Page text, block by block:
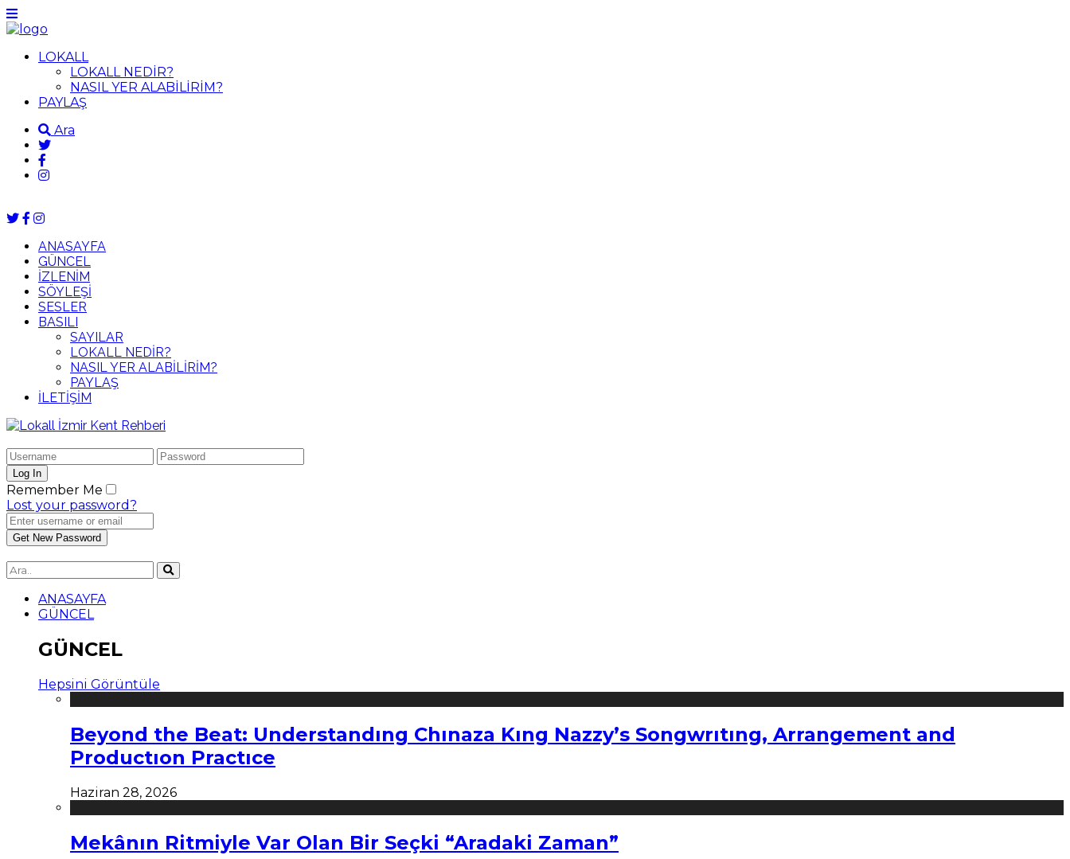
LOKALL
LOKALL NEDİR?
NASIL YER ALABİLİRİM?
PAYLAŞ
Ara
ANASAYFA
GÜNCEL
İZLENİM
SÖYLEŞİ
SESLER
BASILI
SAYILAR
LOKALL NEDİR?
NASIL YER ALABİLİRİM?
PAYLAŞ
İLETİŞİM
Remember Me
Lost your password?
ANASAYFA
GÜNCEL
GÜNCEL
Hepsini Görüntüle
Beyond the Beat: Understandıng Chınaza Kıng Nazzy’s Songwrıtıng, Arrangement and
Productıon Practıce
Haziran 28, 2026
Mekânın Ritmiyle Var Olan Bir Seçki “Aradaki Zaman”